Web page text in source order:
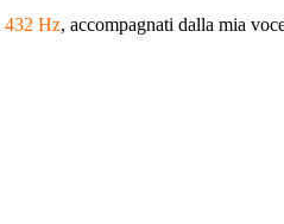
432 Hz, accompagnati dalla mia